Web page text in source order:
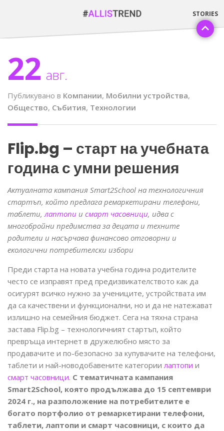
22 авг.
Публикувано в Компании, Мобилни устройства,
Общество, Събития, Технологии
Flip.bg – старт на учебната
година с умни решения
Актуалната кампания Smart2School на технологичния
стартъп, който предлага ремаркетирани телефони,
таблети, лаптопи и смарт часовници, идва с
многобройни предимства за децата и техните
родители и насърчава финансово отговорни и
екологични потребителски избори
Преди старта на новата учебна година родителите
често се изправят пред предизвикателството как да
осигурят всичко нужно за учениците, устройствата им
да са качествени и функционални, но и да не натежават
излишно на семейния бюджет. Сега на тяхна страна
застава Flip.bg – технологичният стартъп, който
превръща интернет в дружелюбно място за
продавачите и по-безопасно за купувачите на телефони,
таблети и най-новодобавените категории лаптопи и
смарт часовници. С тематичната кампания
Smart2School, която продължава до 15 септември
2024 г., на разположение на потребителите е
богато портфолио от ремаркетирани телефони,
таблети, лаптопи и смарт часовници, с които да